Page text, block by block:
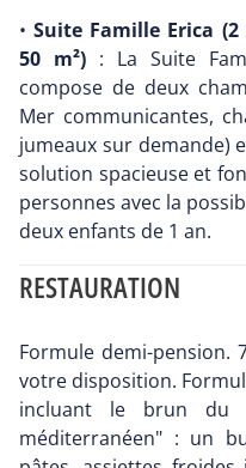
•Suite Famille Erica
50 m²): La Suite
compose de deux
Mer communicantes,
jumeaux sur demande)
solution spacieuse et
personnes avec la
deux enfants de 1 an.
RESTAURATION
Formule demi-pension.
votre disposition.
incluant le brun du
méditerranéen" : un